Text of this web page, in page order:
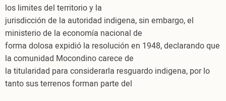
los limites del territorio y la
jurisdicción de la autoridad indigena, sin embargo, el
ministerio de la economía nacional de
forma dolosa expidió la resolución en 1948, declarando que
la comunidad Mocondino carece de
la titularidad para considerarla resguardo indigena, por lo
tanto sus terrenos forman parte del